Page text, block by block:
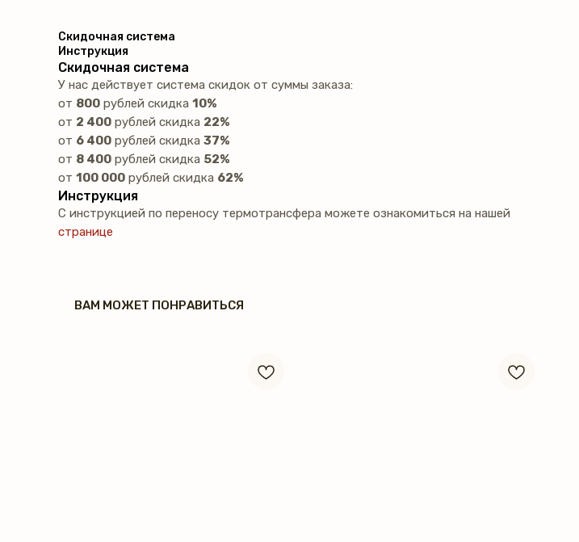
Скидочная система
Инструкция
Скидочная система
У нас действует система скидок от суммы заказа:
от 800 рублей скидка 10%
от 2 400 рублей скидка 22%
от 6 400 рублей скидка 37%
от 8 400 рублей скидка 52%
от 100 000 рублей скидка 62%
Инструкция
С инструкцией по переносу термотрансфера можете ознакомиться на нашей
странице
ВАМ МОЖЕТ ПОНРАВИТЬСЯ